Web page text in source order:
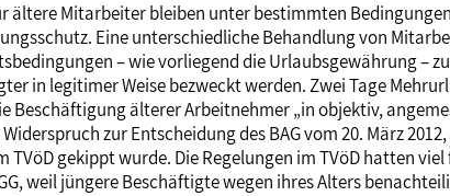
Mitarbeiter bleiben unter bestimmten Bedingungen
Eine unterschiedliche Behandlung von
– wie vorliegend die Urlaubsgewährung –
in legitimer Weise bezweckt werden. Zwei Tage
Beschäftigung älterer Arbeitnehmer „in objektiv,
zur Entscheidung des BAG vom 20. März
gekippt wurde. Die Regelungen im TVöD hatten
weil jüngere Beschäftigte wegen ihres Alters